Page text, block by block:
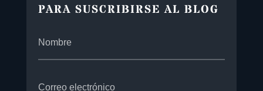
PARA SUSCRIBIRSE AL BLOG